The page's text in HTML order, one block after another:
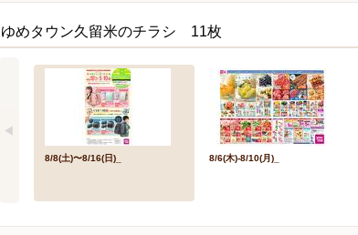
ゆめタウン久留米のチラシ 11枚
8/8(土)〜8/16(日)_ 8/6(木)-8/10(月)_